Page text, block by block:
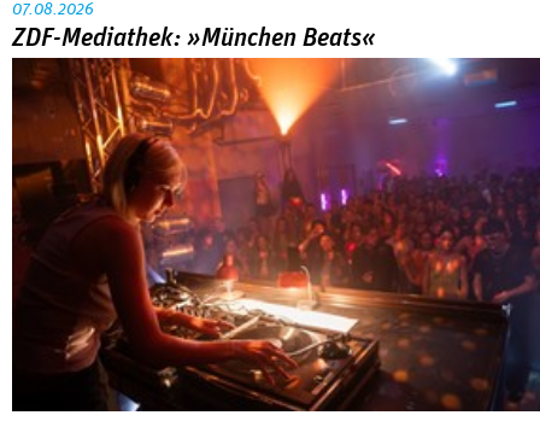
07.08.2026
ZDF-Mediathek: »München Beats«